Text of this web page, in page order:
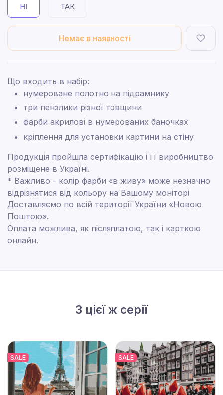
НІ ТАК
Немає в наявності
Що входить в набір:
нумероване полотно на підрамнику
три пензлики різної товщини
фарби акрилові в нумерованих баночках
кріплення для установки картини на стіну
Продукція пройшла сертифікацію і її виробництво
розміщене в Україні.
* Важливо - колір фарби «в живу» може незначно
відрізнятися від кольору на Вашому моніторі
Доставляємо по всій території України «Новою
Поштою».
Оплата можлива, як післяплатою, так і карткою
онлайн.
З цієї ж серії
SALE SALE